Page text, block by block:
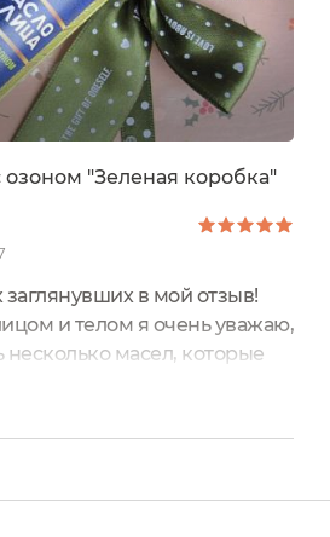
озоном "Зеленая коробка"
в мой отзыв!
и телом я очень уважаю,
несколько масел, которые
коробка" привлекло
- масла с озоном я
состояние кожи и ее
избавляет от целого ряда